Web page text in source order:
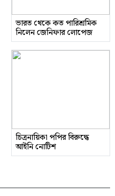
ভারত থেকে কত পারিশ্রমিক
নিলেন জেনিফার লোপেজ
চিত্রনায়িকা পপির বিরুদ্ধে
আইনি নোটিশ